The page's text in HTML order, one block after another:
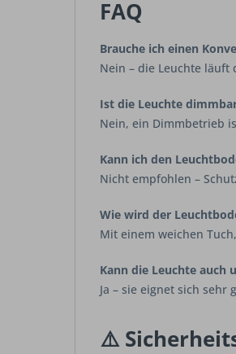
FAQ
Brauche ich einen
Nein – die Leuchte läuft
Ist die Leuchte
Nein, ein Dimmbetrieb
Kann ich den
Nicht empfohlen –
Wie wird der
Mit einem weichen
Kann die Leuchte auch
Ja – sie eignet sich
⚠️